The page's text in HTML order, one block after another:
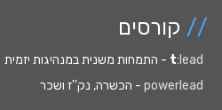
// קורסים
t:lead
- התמחות משנית במנהיגות יזמית
powerlead - הכשרה, נק''ז ושכר